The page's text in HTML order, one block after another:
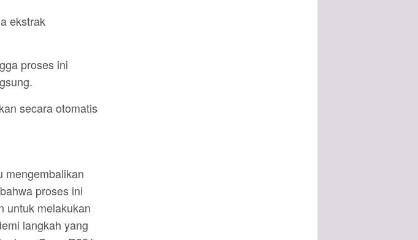
ekstrak
proses ini
secara otomatis
mengembalikan
proses ini
untuk melakukan
langkah yang